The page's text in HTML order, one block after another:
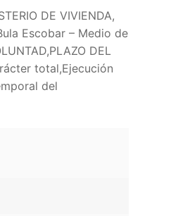
DE VIVIENDA,
Escobar – Medio de
DEL
total,Ejecución
del